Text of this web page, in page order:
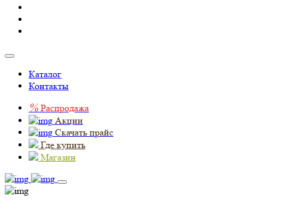
Каталог
Контакты
% Распродажа
Акции
Скачать прайс
Где купить
Магазин